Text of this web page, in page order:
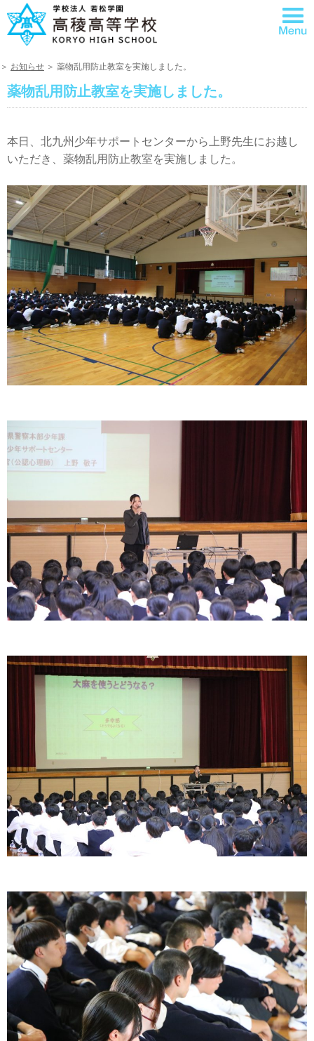
＞ お知らせ ＞ 薬物乱用防止教室を実施しました。
薬物乱用防止教室を実施しました。
本日、北九州少年サポートセンターから上野先生にお越し
いただき、薬物乱用防止教室を実施しました。